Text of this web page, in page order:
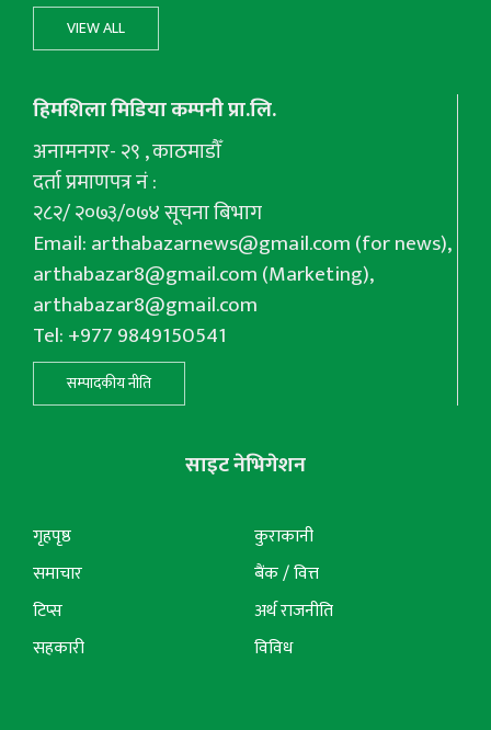
VIEW ALL
हिमशिला मिडिया कम्पनी प्रा.लि.
अनामनगर- २९ , काठमाडौँ
दर्ता प्रमाणपत्र नं :
२८२/ २०७३/०७४ सूचना बिभाग
Email:arthabazarnews@gmail.com(for news),
arthabazar8@gmail.com(Marketing),
arthabazar8@gmail.com
Tel: +977 9849150541
सम्पादकीय नीति
साइट नेभिगेशन
गृहपृष्ठ
समाचार
टिप्स
सहकारी
कुराकानी
बैंक / वित्त
अर्थ राजनीति
विविध